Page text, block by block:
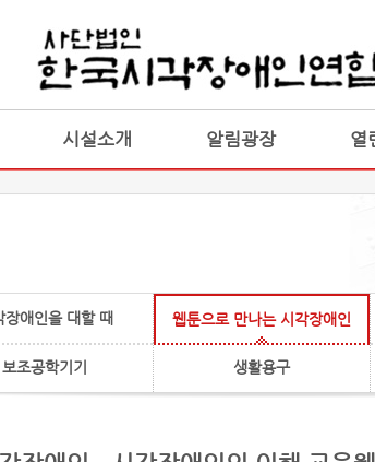
시설소개 알림광장 열
장애인을 대할 때 웹툰으로 만나는 시각장애인
보조공학기기 생활용구